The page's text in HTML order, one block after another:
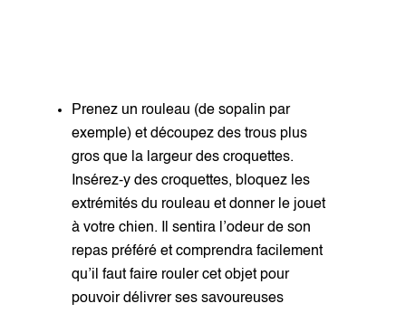
Prenez un rouleau (de sopalin par
exemple) et découpez des trous plus
gros que la largeur des croquettes.
Insérez-y des croquettes, bloquez les
extrémités du rouleau et donner le jouet
à votre chien. Il sentira l’odeur de son
repas préféré et comprendra facilement
qu’il faut faire rouler cet objet pour
pouvoir délivrer ses savoureuses